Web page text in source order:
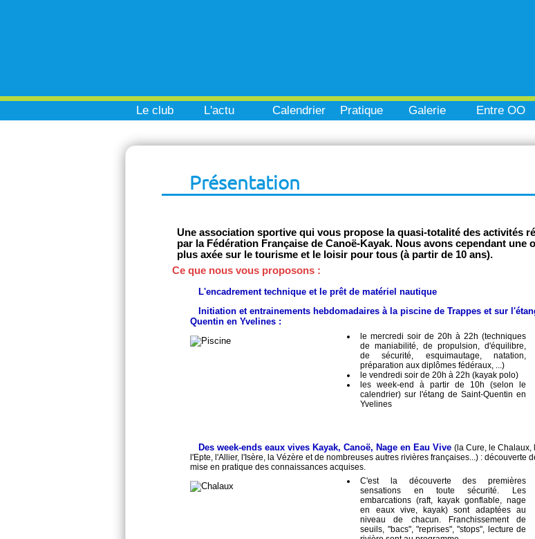
Le club L'actu Calendrier Pratique Galerie Entre OO
Présentation
Une association sportive qui vous propose la quasi-totalité des activités
par la Fédération Française de Canoë-Kayak. Nous avons cependant une
plus axée sur le tourisme et le loisir pour tous (à partir de 10 ans).
Ce que nous vous proposons :
L'encadrement technique et le prêt de matériel nautique
Initiation et entrainements hebdomadaires à la piscine de Trappes et sur
Quentin en Yvelines :
le mercredi soir de 20h à 22h (techniques
de maniabilité, de propulsion, d'équilibre,
de sécurité, esquimautage, natation,
préparation aux diplômes fédéraux, ...)
le vendredi soir de 20h à 22h (kayak polo)
les week-end à partir de 10h (selon le
calendrier) sur l'étang de Saint-Quentin en
Yvelines
Des week-ends eaux vives Kayak, Canoë, Nage en Eau Vive (la Cure, le Chalaux,
l'Epte, l'Allier, l'Isère, la Vézère et de nombreuses autres rivières françaises...) : découverte
mise en pratique des connaissances acquises.
C'est la découverte des premières
sensations en toute sécurité. Les
embarcations (raft, kayak gonflable, nage
en eaux vive, kayak) sont adaptées au
niveau de chacun. Franchissement de
seuils, "bacs", "reprises", "stops", lecture de